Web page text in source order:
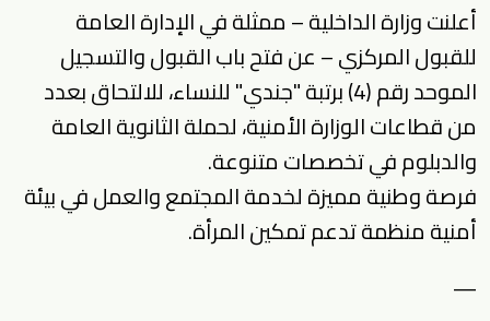
أعلنت وزارة الداخلية – ممثلة في الإدارة العامة
للقبول المركزي – عن فتح باب القبول والتسجيل
الموحد رقم (4) برتبة "جندي" للنساء، للالتحاق بعدد
من قطاعات الوزارة الأمنية، لحملة الثانوية العامة
والدبلوم في تخصصات متنوعة.
فرصة وطنية مميزة لخدمة المجتمع والعمل في بيئة
أمنية منظمة تدعم تمكين المرأة.
—